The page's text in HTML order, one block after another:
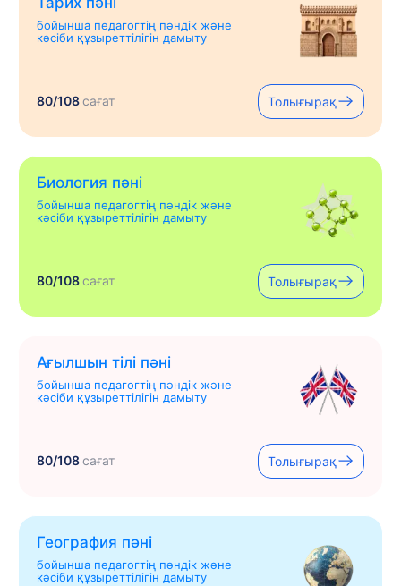
бойынша педагогтің пәндік және
кәсіби құзыреттілігін дамыту
80/108сағат Толығырақ
Биология пәні
бойынша педагогтің пәндік және
кәсіби құзыреттілігін дамыту
80/108сағат Толығырақ
Ағылшын тілі пәні
бойынша педагогтің пәндік және
кәсіби құзыреттілігін дамыту
80/108сағат Толығырақ
География пәні
бойынша педагогтің пәндік және
кәсіби құзыреттілігін дамыту